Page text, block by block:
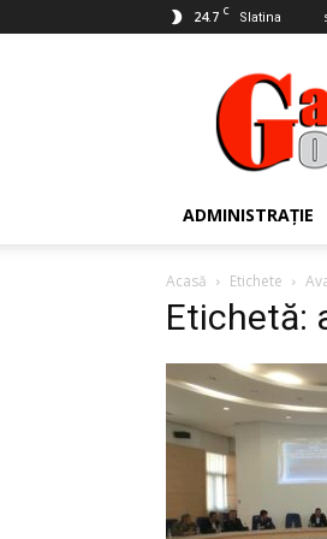
24.7 C Slatina
ADMINISTRAȚIE
Acasă Etichete
Etichetă: